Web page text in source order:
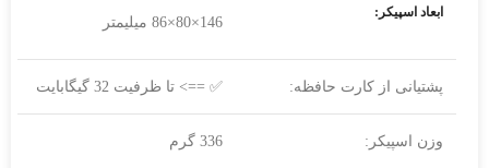
ابعاد اسپیکر:
146×80×86 میلیمتر
پشتیانی از کارت حافظه: ✅ ==> تا ظرفیت 32 گیگابایت
وزن اسپیکر: 336 گرم